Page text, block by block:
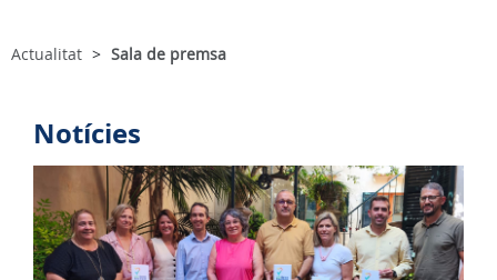
Actualitat Sala de premsa
Notícies